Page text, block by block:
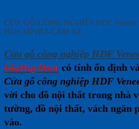
CỬA GỖ CÔNG NGHIỆP HDF Veneer
HDF.MP1R2-CAM XE
Cửa gỗ công nghiệp HDF
GiaHuyDoor có tính ổn định
Cửa gỗ công nghiệp HDF
vời cho đồ nội thất trong nhà
tường, đồ nội thất, vách ngăn
vào.